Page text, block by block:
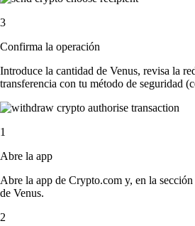
3
Confirma la operación
Introduce la cantidad de Venus, revisa la
transferencia con tu método de seguridad
1
Abre la app
Abre la app de Crypto.com y, en la sección
de Venus.
2